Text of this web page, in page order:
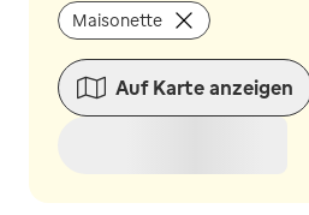
Maisonette
Auf Karte anzeigen